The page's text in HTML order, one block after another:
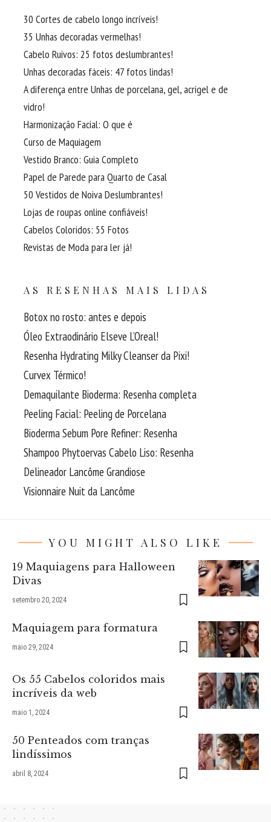
30 Cortes de cabelo longo incríveis!
35 Unhas decoradas vermelhas!
Cabelo Ruivos: 25 fotos deslumbrantes!
Unhas decoradas fáceis: 47 fotos lindas!
A diferença entre Unhas de porcelana, gel, acrigel e de
vidro!
Harmonização Facial: O que é
Curso de Maquiagem
Vestido Branco: Guia Completo
Papel de Parede para Quarto de Casal
50 Vestidos de Noiva Deslumbrantes!
Lojas de roupas online confiáveis!
Cabelos Coloridos: 55 Fotos
Revistas de Moda para ler já!
AS RESENHAS MAIS LIDAS
Botox no rosto: antes e depois
Óleo Extraodinário Elseve L’Oreal!
Resenha Hydrating Milky Cleanser da Pixi!
Curvex Térmico!
Demaquilante Bioderma: Resenha completa
Peeling Facial: Peeling de Porcelana
Bioderma Sebum Pore Refiner: Resenha
Shampoo Phytoervas Cabelo Liso: Resenha
Delineador Lancôme Grandiose
Visionnaire Nuit da Lancôme
YOU MIGHT ALSO LIKE
19 Maquiagens para Halloween
Divas
setembro 20, 2024
Maquiagem para formatura
maio 29, 2024
Os 55 Cabelos coloridos mais
incríveis da web
maio 1, 2024
50 Penteados com tranças
lindíssimos
abril 8, 2024